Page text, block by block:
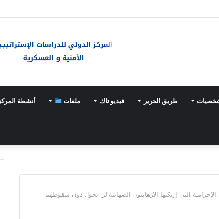
طريق الحرير فيديو تاك ملفات أنشطة المركز
الإجرامية التي إرتكبها الارهابيون الصهاينة لن تحول دون سقوطهم